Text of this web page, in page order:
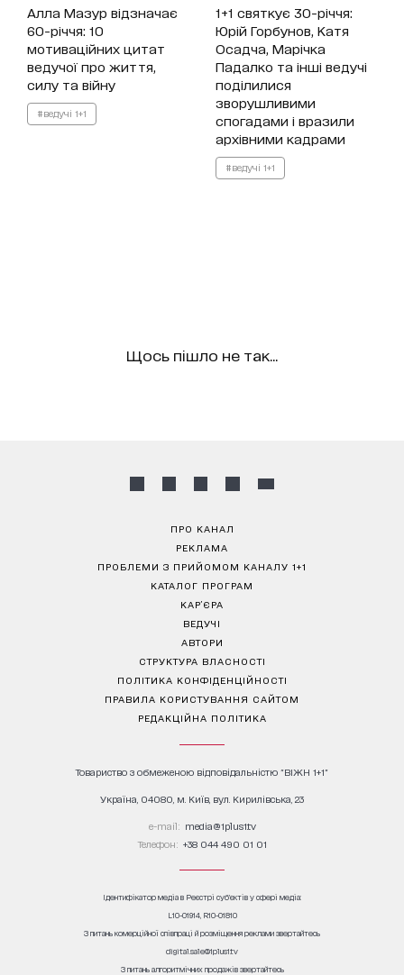
Алла Мазур відзначає
60-річчя: 10
мотиваційних цитат
ведучої про життя,
силу та війну
#ведучі 1+1
1+1 святкує 30-річчя:
Юрій Горбунов, Катя
Осадча, Марічка
Падалко та інші ведучі
поділилися
зворушливими
спогадами і вразили
архівними кадрами
#ведучі 1+1
Щось пішло не так...
ПРО КАНАЛ
РЕКЛАМА
ПРОБЛЕМИ З ПРИЙОМОМ КАНАЛУ 1+1
КАТАЛОГ ПРОГРАМ
КАР’ЄРА
ВЕДУЧІ
АВТОРИ
СТРУКТУРА ВЛАСНОСТІ
ПОЛІТИКА КОНФІДЕНЦІЙНОСТІ
ПРАВИЛА КОРИСТУВАННЯ САЙТОМ
РЕДАКЦІЙНА ПОЛІТИКА
Товариство з обмеженою відповідальністю "ВІЖН 1+1"
Україна, 04080, м. Київ, вул. Кирилівська, 23
е-mail: media@1plus1.tv
Телефон: +38 044 490 01 01
Ідентифікатор медіа в Реєстрі суб’єктів у сфері медіа:
L10-01914, R10-01810
З питань комерційної співпраці й розміщення реклами звертайтесь
digital.sale@1plus1.tv
З питань алгоритмічних продажів звертайтесь